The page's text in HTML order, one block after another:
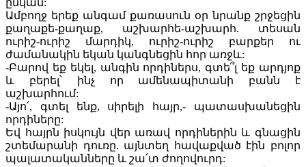
ընկան:
Ամբողջ երեք անգամ քառասուն օր նրանք շրջեցին
քաղաքե-քաղաք, աշխարհե-աշխարհ. տեսան
ուրիշ-ուրիշ մարդիկ, ուրիշ-ուրիշ բարքեր ու
ժամանակին եկան կանգնեցին հոր առջև:
-Բարով եք եկել, անգին որդիներս, գտե՞լ եք արդյոք
և բերել՝ ինչ որ ամենապիտանի բանն է
աշխարհում:
-Այո՛, գտել ենք, սիրելի հայր,- պատասխանեցին
որդիները:
Եվ հայրն իսկույն վեր առավ որդիներին և գնացին
շտեմարանի դուռը. այնտեղ հավաքված էին բոլոր
պալատականները և շա՛տ ժողովուրդ: